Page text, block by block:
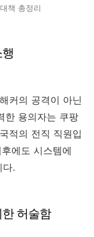
책 총정리
커의 공격이 아닌
한 용의자는 쿠팡
적의 전직 직원입
에도 시스템에
다.
허술함